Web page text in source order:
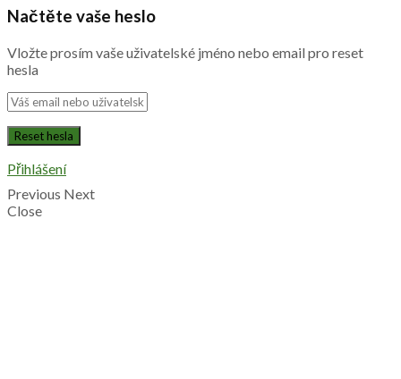
Načtěte vaše heslo
Vložte prosím vaše uživatelské jméno nebo email pro reset
hesla
Přihlášení
Previous Next
Close